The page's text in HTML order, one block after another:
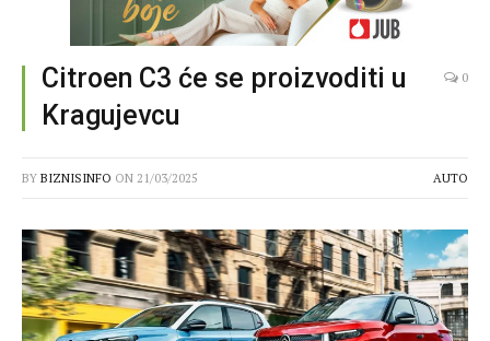
Citroen C3 će se proizvoditi u
Kragujevcu
0
BY BIZNISINFO ON 21/03/2025 AUTO